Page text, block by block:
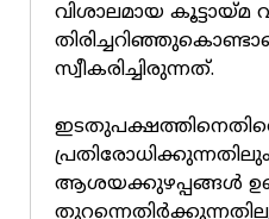
വിശാലമായ
സ്വീകരിച്ചിരുന്നത്.
ആശയക്കുഴപ്പങ്ങള്‍